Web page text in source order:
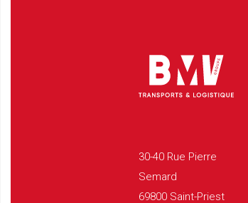
30-40 Rue Pierre
Semard
69800 Saint-Priest